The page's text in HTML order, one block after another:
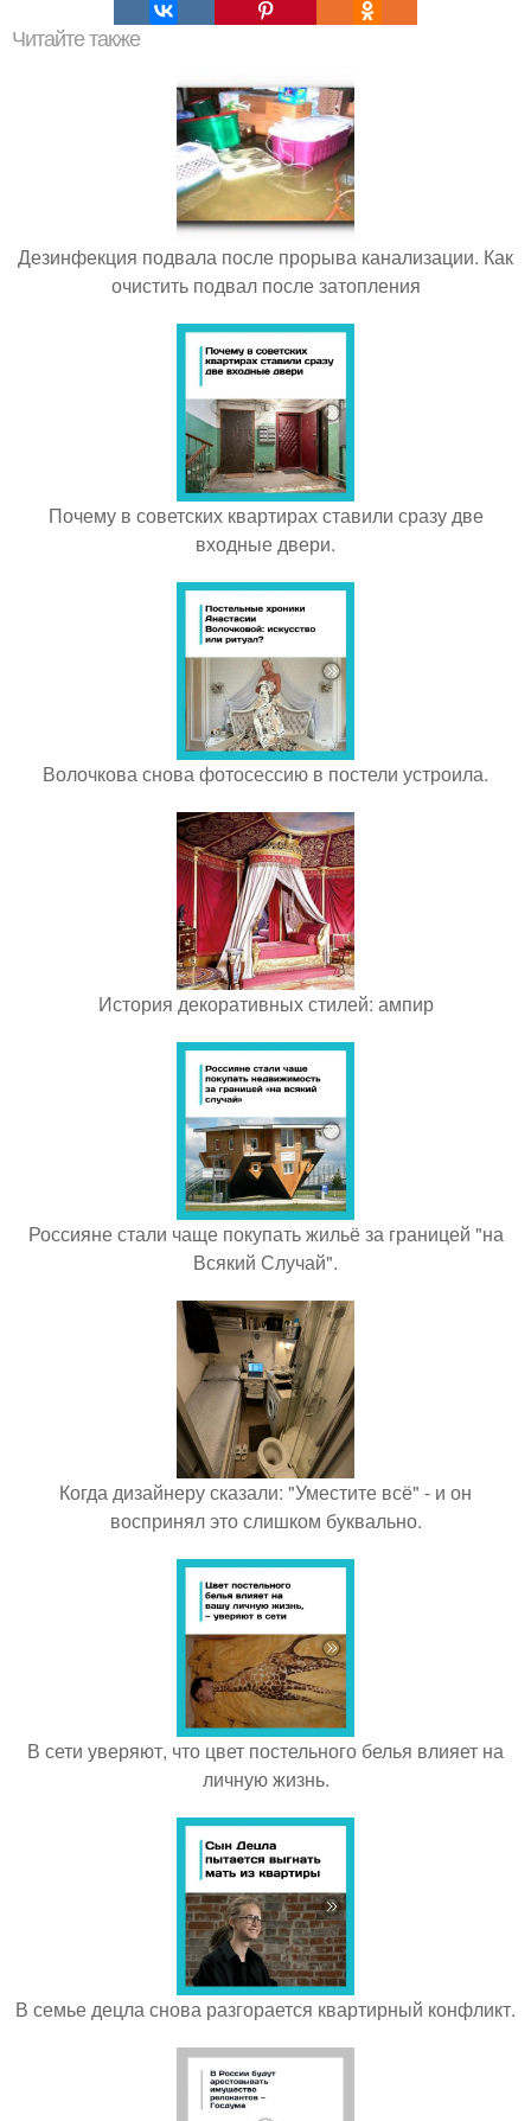
Читайте также
Дезинфекция подвала после прорыва канализации. Как
очистить подвал после затопления
Почему в советских квартирах ставили сразу две
входные двери.
Волочкова снова фотосессию в постели устроила.
История декоративных стилей: ампир
Россияне стали чаще покупать жильё за границей "на
Всякий Случай".
Когда дизайнеру сказали: "Уместите всё" - и он
воспринял это слишком буквально.
В сети уверяют, что цвет постельного белья влияет на
личную жизнь.
В семье децла снова разгорается квартирный конфликт.